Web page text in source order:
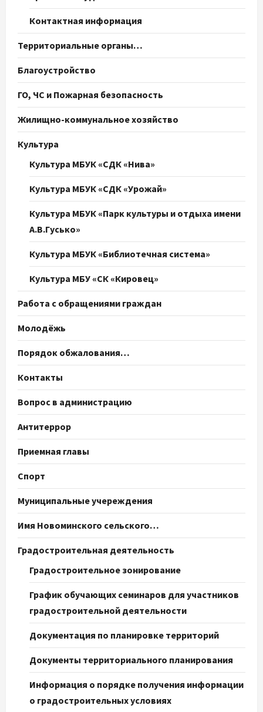
Контактная информация
Территориальные органы…
Благоустройство
ГО, ЧС и Пожарная безопасность
Жилищно-коммунальное хозяйство
Культура
Культура МБУК «СДК «Нива»
Культура МБУК «СДК «Урожай»
Культура МБУК «Парк культуры и отдыха имени
А.В.Гусько»
Культура МБУК «Библиотечная система»
Культура МБУ «СК «Кировец»
Работа с обращениями граждан
Молодёжь
Порядок обжалования…
Контакты
Вопрос в администрацию
Антитеррор
Приемная главы
Спорт
Муниципальные учереждения
Имя Новоминского сельского…
Градостроительная деятельность
Градостроительное зонирование
График обучающих семинаров для участников
градостроительной деятельности
Документация по планировке территорий
Документы территориального планирования
Информация о порядке получения информации
о градостроительных условиях